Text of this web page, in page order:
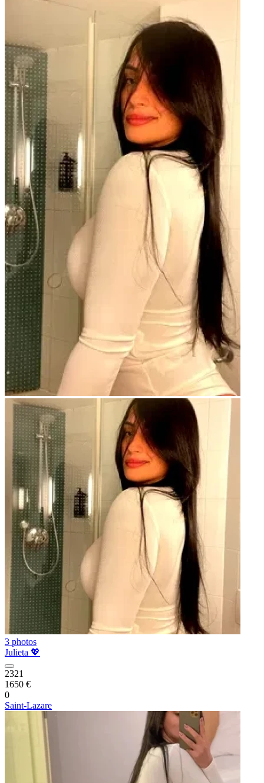
3 photos
Julieta 💖
2321
1650 €
0
Saint-Lazare